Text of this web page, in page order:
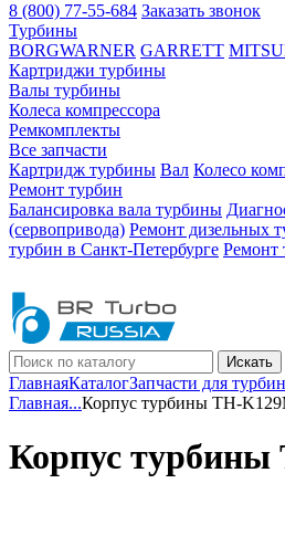
8 (800) 77-55-684 Заказать звонок
Турбины
BORGWARNER GARRETT
Картриджи турбины
Валы турбины
Колеса компрессора
Ремкомплекты
Все запчасти
Картридж турбины Вал Колесо
Ремонт турбин
Балансировка вала турбины
(сервопривода) Ремонт дизельных
турбин в Санкт-Петербурге Ремонт
Искать
ГлавнаяКаталогЗапчасти для турбин
Главная...Корпус турбины TH-
Корпус